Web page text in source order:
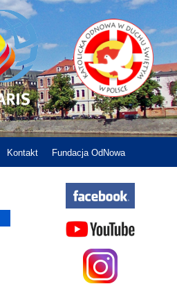
Kontakt Fundacja OdNowa